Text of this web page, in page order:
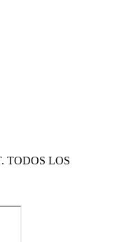
TODOS LOS